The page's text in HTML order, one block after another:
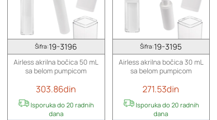
i
poklopcem
i
poklopcem
Šifra:19-3196
Airless akrilna bočica 50 mL
sa belom pumpicom
303.86din
Isporuka do 20 radnih
dana
Šifra:19-3195
Airless akrilna bočica 30 mL
sa belom pumpicom
271.53din
Isporuka do 20 radnih
dana